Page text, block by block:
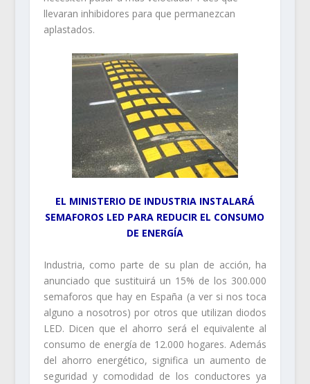
llevaran inhibidores para que permanezcan
aplastados.
EL MINISTERIO DE INDUSTRIA INSTALARÁ
SEMAFOROS LED PARA REDUCIR EL CONSUMO
DE ENERGÍA
Industria, como parte de su plan de acción, ha
anunciado que sustituirá un 15% de los 300.000
semaforos que hay en España (a ver si nos toca
alguno a nosotros) por otros que utilizan diodos
LED. Dicen que el ahorro será el equivalente al
consumo de energía de 12.000 hogares. Además
del ahorro energético, significa un aumento de
seguridad y comodidad de los conductores ya